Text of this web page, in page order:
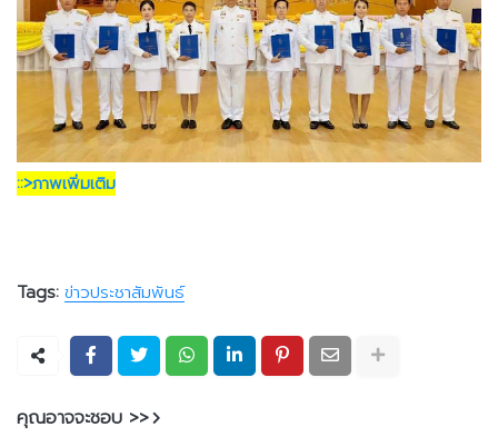
::>ภาพเพิ่มเติม
Tags: ข่าวประชาสัมพันธ์
คุณอาจจะชอบ >>